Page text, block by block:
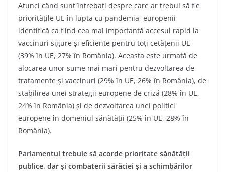
Atunci când sunt întrebați despre care ar trebui să fie
prioritățile UE în lupta cu pandemia, europenii
identifică ca fiind cea mai importantă accesul rapid la
vaccinuri sigure și eficiente pentru toți cetățenii UE
(39% în UE, 27% în România). Aceasta este urmată de
alocarea unor sume mai mari pentru dezvoltarea de
tratamente și vaccinuri (29% în UE, 26% în România), de
stabilirea unei strategii europene de criză (28% în UE,
24% în România) și de dezvoltarea unei politici
europene în domeniul sănătății (25% în UE, 28% în
România).
Parlamentul trebuie să acorde prioritate sănătății
publice, dar și combaterii sărăciei și a schimbărilor